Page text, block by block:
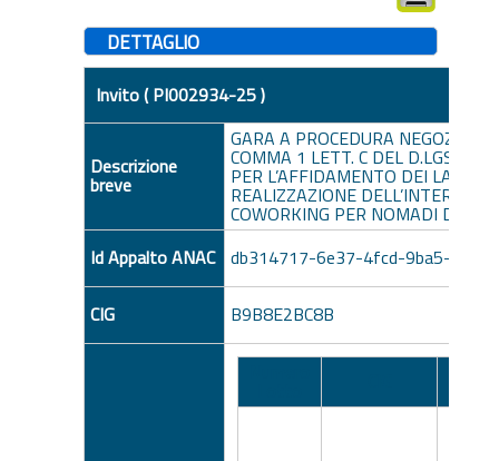
DETTAGLIO
Invito ( PI002934-25 )
Descrizione
breve
GARA A PROCEDURA NEGOZIATA
COMMA 1 LETT. C DEL D.LGS 36/
PER L’AFFIDAMENTO DEI LAVORI
REALIZZAZIONE
COWORKING PER NOMADI
Id Appalto ANAC db314717-6e37-4fcd-9ba5-
CIG B9B8E2BC8B